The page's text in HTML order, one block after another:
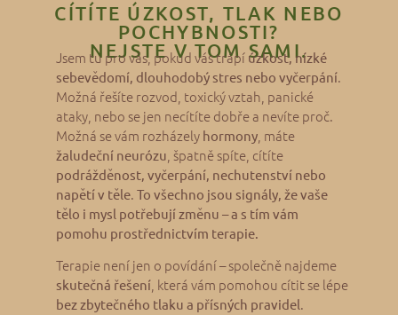
CÍTÍTE ÚZKOST, TLAK NEBO
POCHYBNOSTI?
NEJSTE V TOM SAMI.
Jsem tu pro vás, pokud vás trápí úzkost, nízké
sebevědomí, dlouhodobý stres nebo vyčerpání.
Možná řešíte rozvod, toxický vztah, panické
ataky, nebo se jen necítíte dobře a nevíte proč.
Možná se vám rozházely hormony, máte
žaludeční neurózu , špatně spíte, cítíte
podrážděnost, vyčerpání, nechutenství nebo
napětí v těle. To všechno jsou signály, že vaše
tělo i mysl potřebují změnu – a s tím vám
pomohu prostřednictvím terapie.
Terapie není jen o povídání – společně najdeme
skutečná řešení, která vám pomohou cítit se lépe
bez zbytečného tlaku a přísných pravidel.